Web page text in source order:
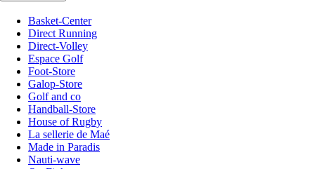
Basket-Center
Direct Running
Direct-Volley
Espace Golf
Foot-Store
Galop-Store
Golf and co
Handball-Store
House of Rugby
La sellerie de Maé
Made in Paradis
Nauti-wave